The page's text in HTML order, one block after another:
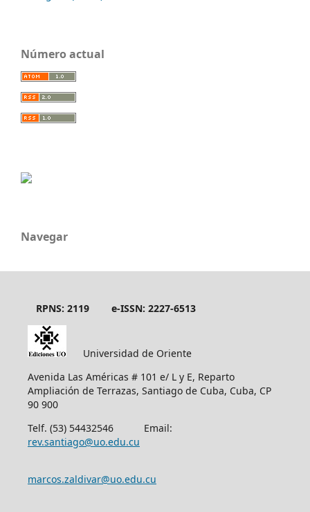
Número actual
Navegar
RPNS: 2119 e-ISSN: 2227-6513
Universidad de Oriente
Avenida Las Américas # 101 e/ L y E, Reparto
Ampliación de Terrazas, Santiago de Cuba, Cuba, CP
90 900
Telf. (53) 54432546 Email:
rev.santiago@uo.edu.cu
marcos.zaldivar@uo.edu.cu